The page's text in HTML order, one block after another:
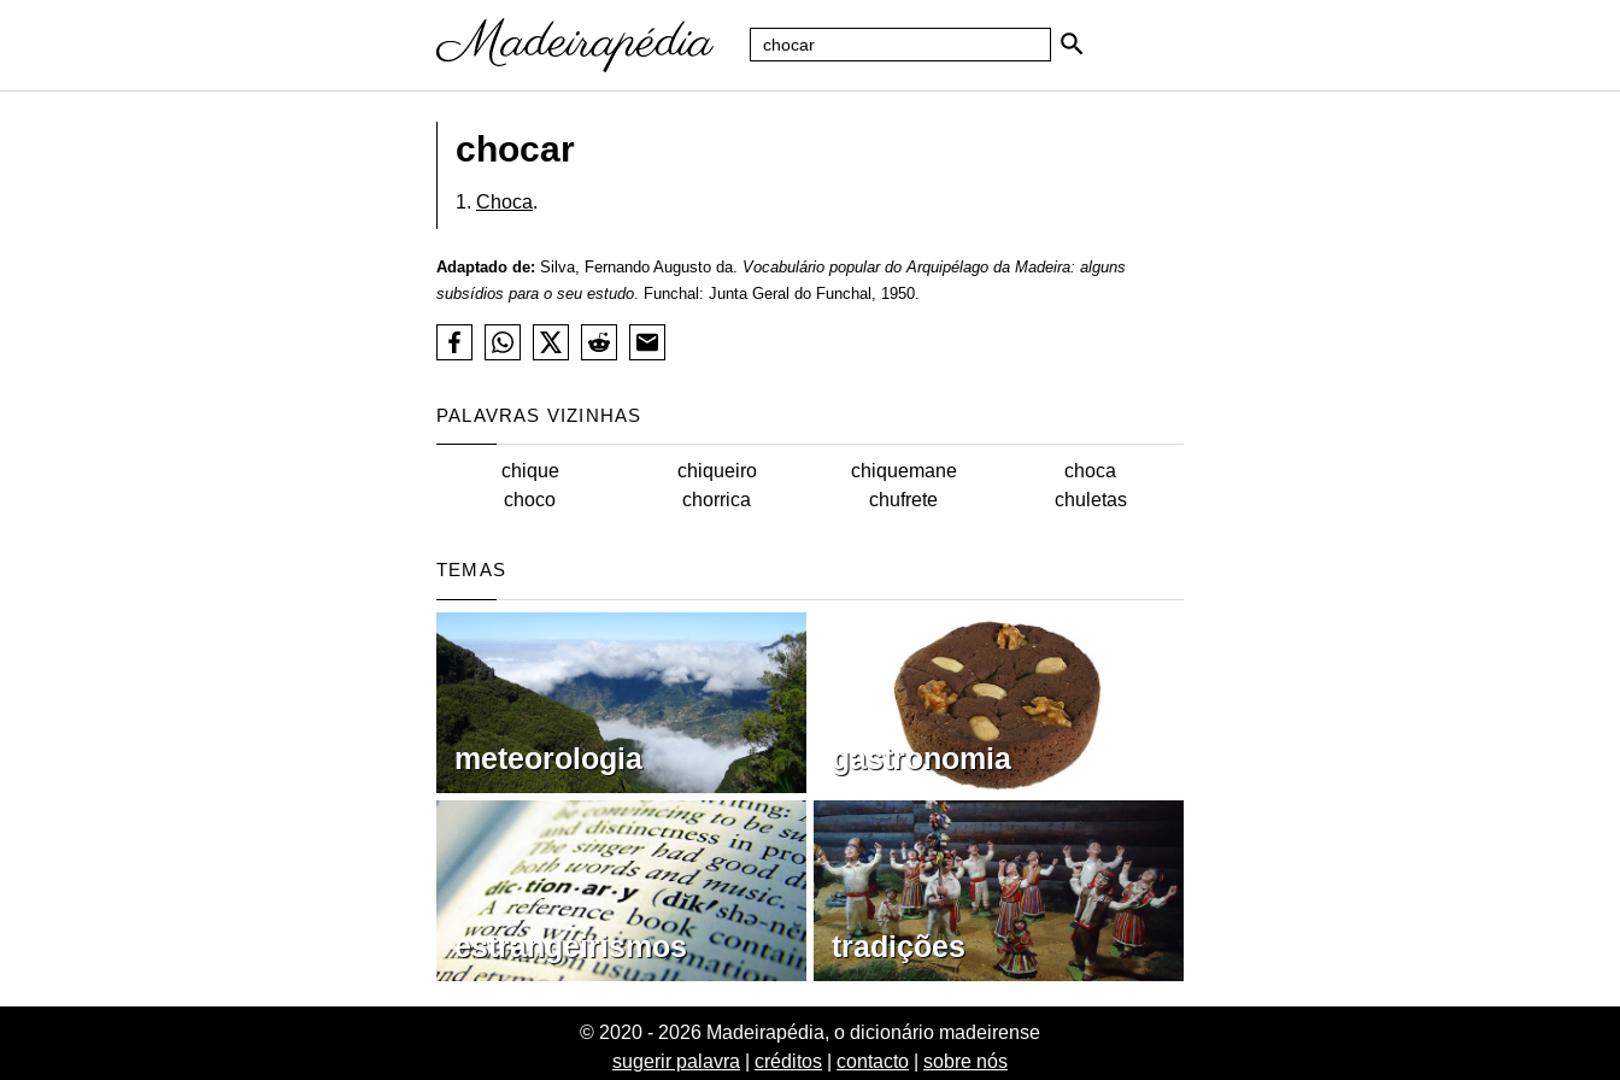
chocar
1. Choca.
Adaptado de: Silva, Fernando Augusto da. Vocabulário popular do Arquipélago da Madeira: alguns
subsídios para o seu estudo. Funchal: Junta Geral do Funchal, 1950.
PALAVRAS VIZINHAS
chique chiqueiro chiquemane
choca
choco
chorrica chufrete chuletas
TEMAS
meteorologia gastronomia
estrangeirismos tradições
© 2020 - 2026 Madeirapédia, o dicionário madeirense
sugerir palavra
créditos contacto sobre nós